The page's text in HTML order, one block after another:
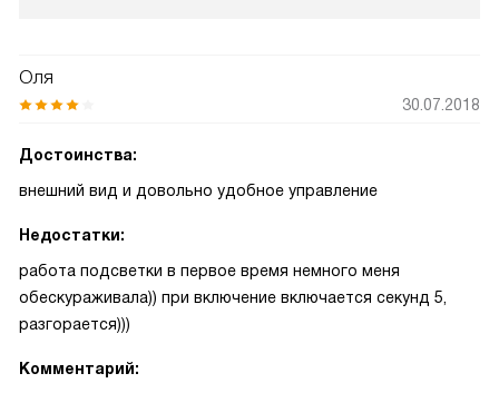
Оля
30.07.2018
Достоинства:
внешний вид и довольно удобное управление
Недостатки:
работа подсветки в первое время немного меня
обескураживала)) при включение включается секунд 5,
разгорается)))
Комментарий: